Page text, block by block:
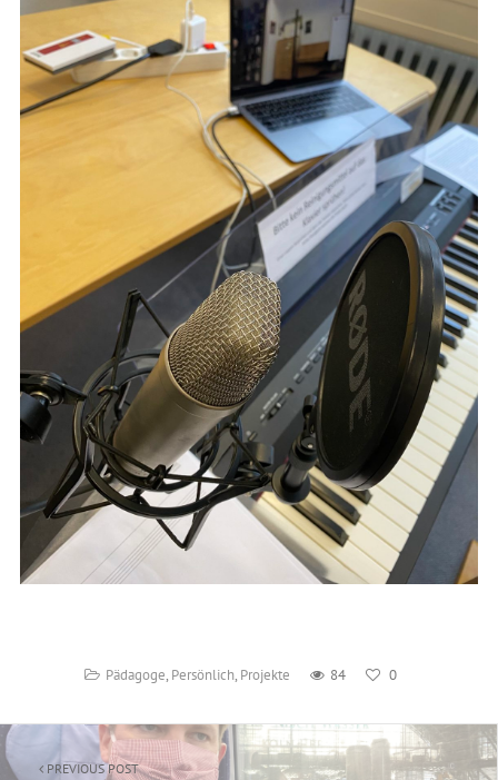
Pädagoge,Persönlich,Projekte 84 0
PREVIOUS POST